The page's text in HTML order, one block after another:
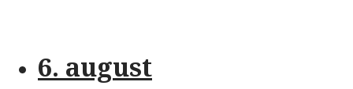
6. august